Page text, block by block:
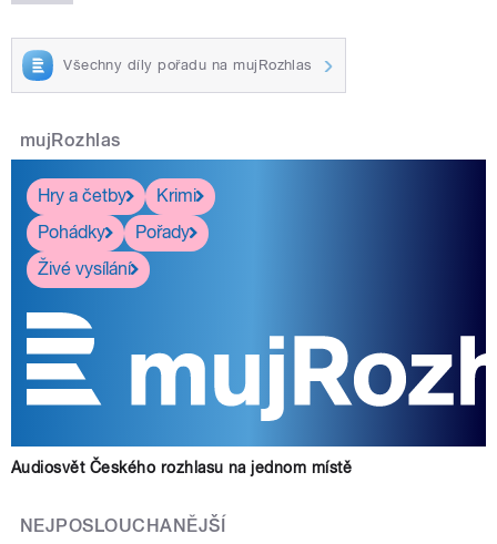
Všechny díly pořadu na mujRozhlas
mujRozhlas
Hry a četby
Krimi
Pohádky
Pořady
Živé vysílání
Audiosvět Českého rozhlasu na jednom místě
NEJPOSLOUCHANĚJŠÍ